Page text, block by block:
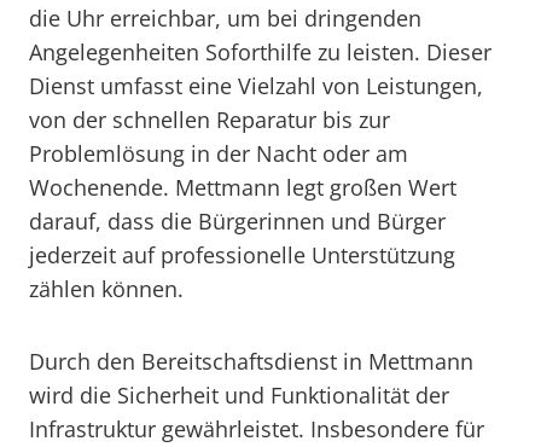
die Uhr erreichbar, um bei dringenden
Angelegenheiten Soforthilfe zu leisten. Dieser
Dienst umfasst eine Vielzahl von Leistungen,
von der schnellen Reparatur bis zur
Problemlösung in der Nacht oder am
Wochenende. Mettmann legt großen Wert
darauf, dass die Bürgerinnen und Bürger
jederzeit auf professionelle Unterstützung
zählen können.
Durch den Bereitschaftsdienst in Mettmann
wird die Sicherheit und Funktionalität der
Infrastruktur gewährleistet. Insbesondere für